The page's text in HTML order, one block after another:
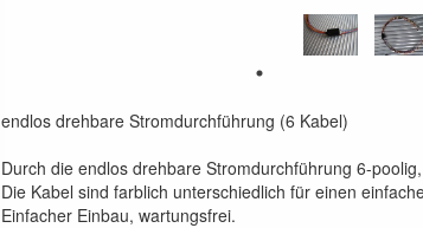
endlos drehbare Stromdurchführung (6 Kabel)
Durch die endlos drehbare Stromdurchführung 6-
Die Kabel sind farblich unterschiedlich für einen
Einfacher Einbau, wartungsfrei.